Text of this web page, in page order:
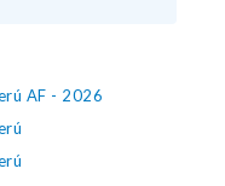
AF - 2026